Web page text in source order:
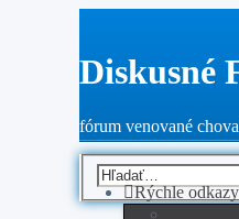
Diskusné
fórum venované
Rýchle odkazy